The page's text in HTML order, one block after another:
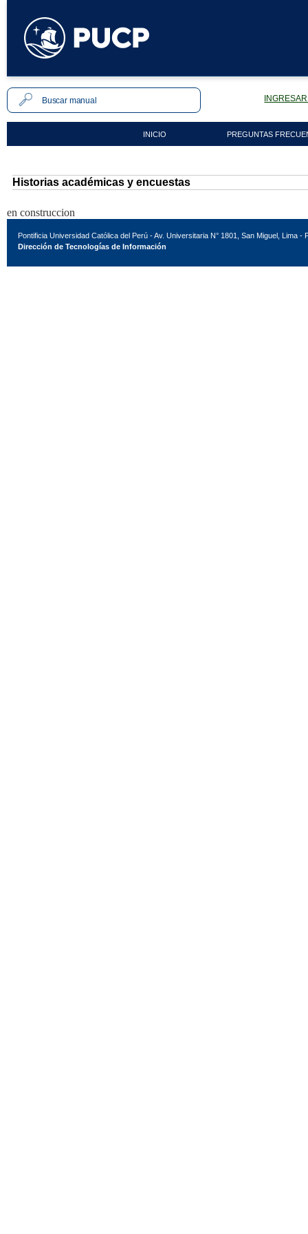
INICIO PREGUNTAS
Historias académicas y encuestas
en construccion
Pontificia Universidad Católica del Perú - Av. Universitaria N° 1801, San Miguel, Lima -
Dirección de Tecnologías de Información